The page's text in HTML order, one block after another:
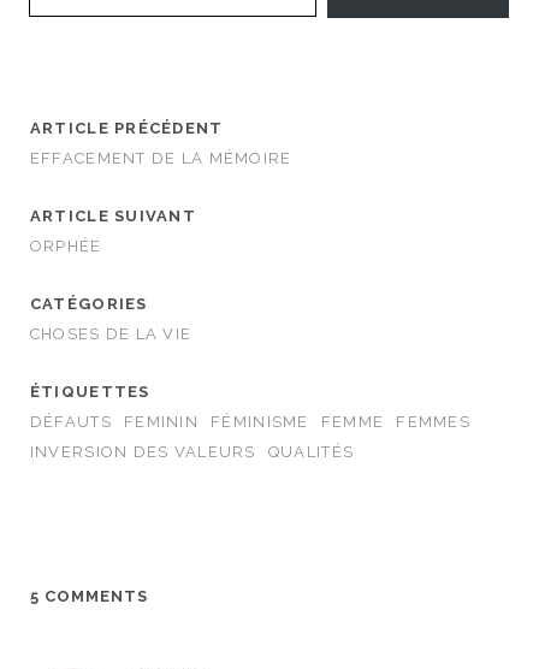
ARTICLE PRÉCÉDENT
EFFACEMENT DE LA MÉMOIRE
ARTICLE SUIVANT
ORPHÉE
CATÉGORIES
CHOSES DE LA VIE
ÉTIQUETTES
DÉFAUTS
FEMININ FÉMINISME FEMME
FEMMES
INVERSION DES VALEURS
QUALITÉS
5 COMMENTS